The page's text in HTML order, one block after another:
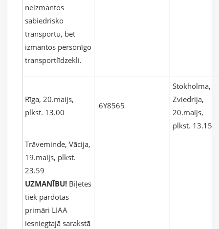
neizmantos
sabiedrisko
transportu, bet
izmantos personīgo
transportlīdzekli.
Rīga, 20.maijs,
plkst. 13.00
6Y8565
Stokholma,
Zviedrija,
20.maijs,
plkst. 13.15
Trāveminde, Vācija,
19.maijs, plkst.
23.59
UZMANĪBU! Biļetes
tiek pārdotas
primāri LIAA
iesniegtajā sarakstā